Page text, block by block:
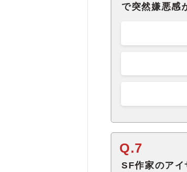
で突然嫌悪感
Q.7
SF作家のア